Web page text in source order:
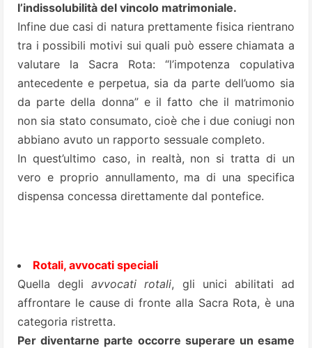
l’indissolubilità del vincolo matrimoniale.
Infine due casi di natura prettamente fisica rientrano
tra i possibili motivi sui quali può essere chiamata a
valutare la Sacra Rota: “l’impotenza copulativa
antecedente e perpetua, sia da parte dell’uomo sia
da parte della donna” e il fatto che il matrimonio
non sia stato consumato, cioè che i due coniugi non
abbiano avuto un rapporto sessuale completo.
In quest’ultimo caso, in realtà, non si tratta di un
vero e proprio annullamento, ma di una specifica
dispensa concessa direttamente dal pontefice.
Rotali, avvocati speciali
Quella degliavvocati rotali, gli unici abilitati ad
affrontare le cause di fronte alla Sacra Rota, è una
categoria ristretta.
Per diventarne parte occorre superare un esame